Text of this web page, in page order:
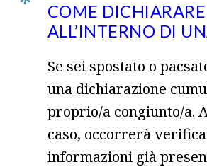
COME
ALL’INTERNO DI
Se sei spostato o
una dichiarazione
proprio/a congiunto/a.
caso, occorrerà
informazioni già